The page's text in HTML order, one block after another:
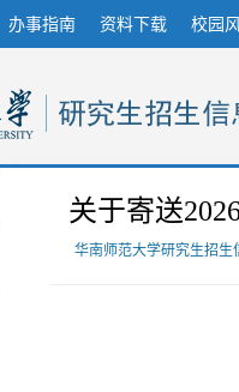
办事指南 资料下载 校园
关于寄送
华南师范大学研究生招生